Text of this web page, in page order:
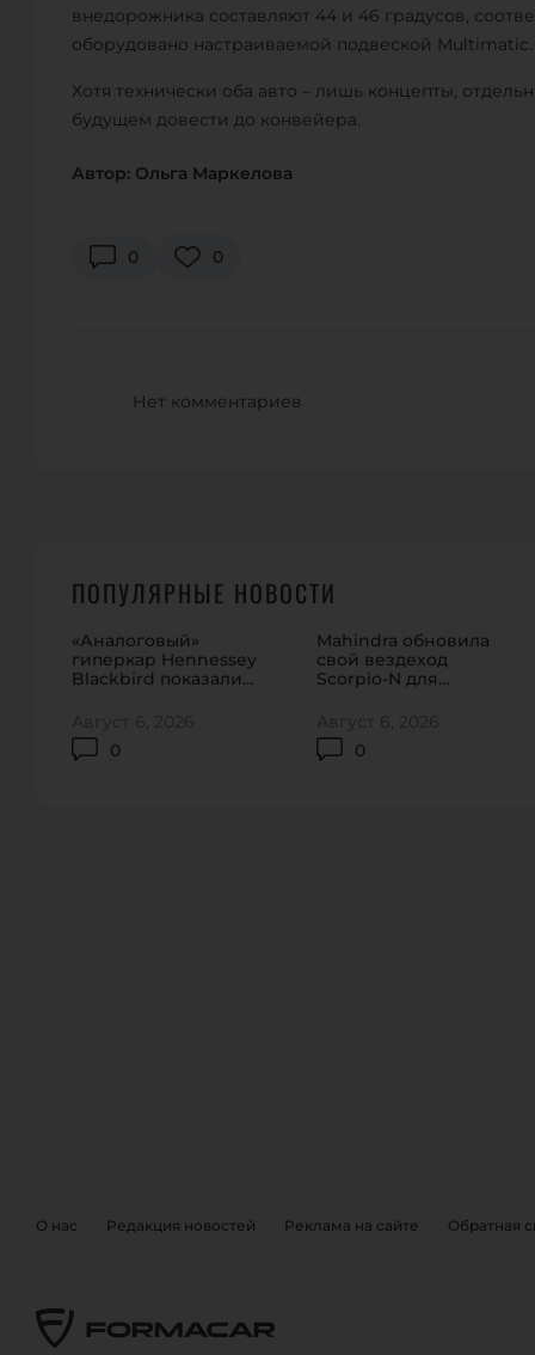
внедорожника составляют 44 и 46 градусов,
оборудовано настраиваемой подвеской Multimatic.
Хотя технически оба авто – лишь концепты,
будущем довести до конвейера.
Автор: Ольга Маркелова
0 0
Нет комментариев
ПОПУЛЯРНЫЕ НОВОСТИ
«Аналоговый»
гиперкар Hennessey
Blackbird показали
0
Август 6, 2026
Mahindra обновила
свой вездеход
Scorpio-N для
0
Август 6, 2026
О нас Редакция новостей Реклама на сайте Обратная